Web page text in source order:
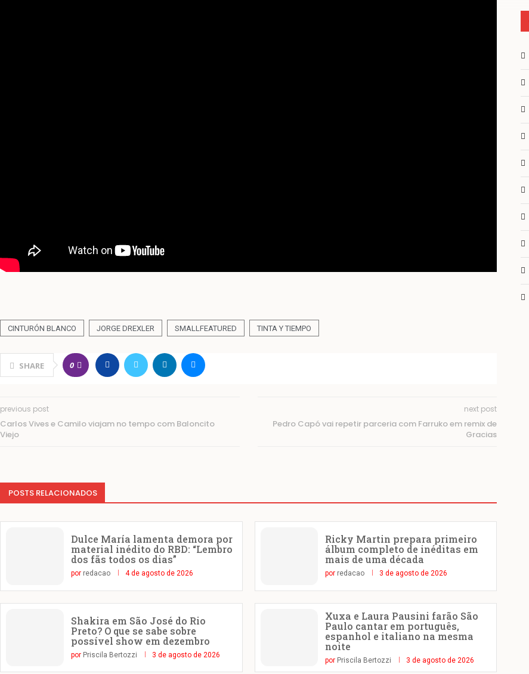
CINTURÓN BLANCO JORGE DREXLER SMALLFEATURED TINTA Y TIEMPO
SHARE 0
previous post
Carlos Vives e Camilo viajam no tempo com Baloncito
Viejo
next post
Pedro Capó vai repetir parceria com Farruko em remix de
Gracias
POSTS RELACIONADOS
Dulce María lamenta demora por
material inédito do RBD: “Lembro
dos fãs todos os dias”
por redacao 4 de agosto de 2026
Ricky Martin prepara primeiro
álbum completo de inéditas em
mais de uma década
por redacao 3 de agosto de 2026
Shakira em São José do Rio
Preto? O que se sabe sobre
possível show em dezembro
por Priscila Bertozzi 3 de agosto de 2026
Xuxa e Laura Pausini farão São
Paulo cantar em português,
espanhol e italiano na mesma
noite
por Priscila Bertozzi 3 de agosto de 2026